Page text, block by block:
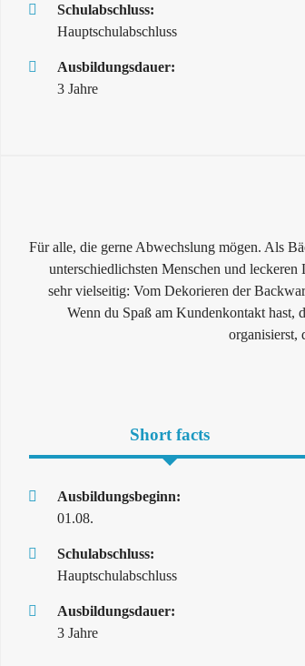
Schulabschluss:
Hauptschulabschluss
Ausbildungsdauer:
3 Jahre
Für alle, die gerne Abwechslung mögen. Als
unterschiedlichsten Menschen und
sehr vielseitig: Vom Dekorieren der
Wenn du Spaß am Kundenkontakt hast,
organisierst,
Short facts
Ausbildungsbeginn:
01.08.
Schulabschluss:
Hauptschulabschluss
Ausbildungsdauer:
3 Jahre